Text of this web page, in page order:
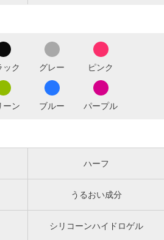
ック グレー ピンク
ーン ブルー パープル
ハーフ
うるおい成分
シリコーンハイドロゲル